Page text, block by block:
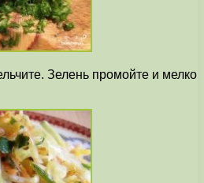
Зелень промойте и мелко